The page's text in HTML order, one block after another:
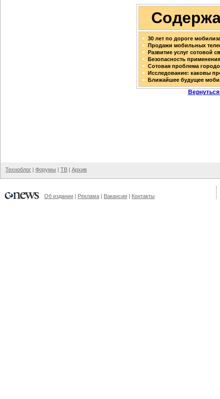
30 лет по дороге
Продажи мобильных
Развитие услуг сотовой
Безопасность
Сотовая проблема
Исследование: каковы
Ближайшее будущее
Техноблог | Форумы | ТВ | Архив
Об издании | Реклама | Вакансии | Контакты